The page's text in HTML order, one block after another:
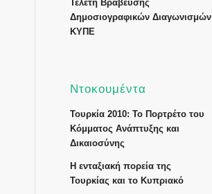
Τελετή Βράβευσης
Δημοσιογραφικών Διαγωνισμών
ΚΥΠΕ
Ντοκουμέντα
Τουρκία 2010: Το Πορτρέτο του
Κόμματος Ανάπτυξης και
Δικαιοσύνης
Η ενταξιακή πορεία της
Τουρκίας και το Κυπριακό